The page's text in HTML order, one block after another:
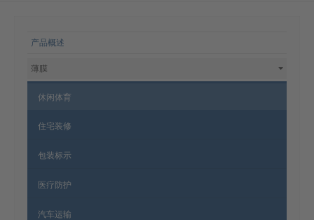
产品概述
薄膜
休闲体育
住宅装修
包装标示
医疗防护
汽车运输